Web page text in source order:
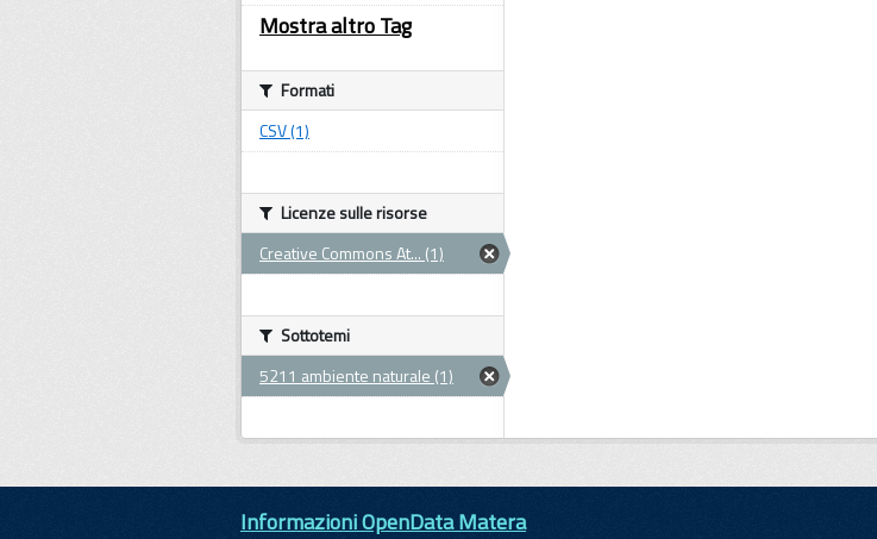
Mostra altro Tag
Formati
CSV (1)
Licenze sulle risorse
Creative Commons At... (1)
Sottotemi
5211 ambiente naturale (1)
Informazioni OpenData Matera